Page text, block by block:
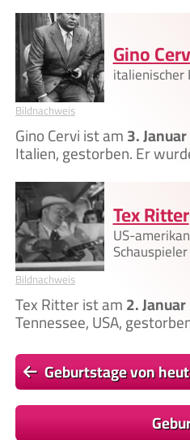
Bildnachweis
Gino
italienischer
Gino Cervi ist am3. Januar
Italien, gestorben. Er
Bildnachweis
Tex Ritter
US-
Schauspieler
Tex Ritter ist am2. Januar
Tennessee, USA,
Geburtstage von